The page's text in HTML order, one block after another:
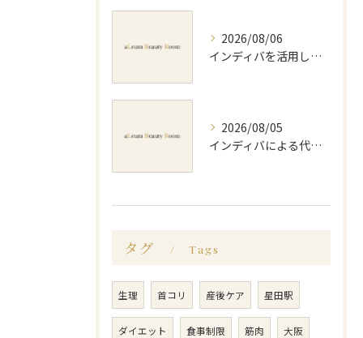
2026/08/06
インディバを活用した足痩せ方法とセルライトやむくみ改善のポイント
2026/08/05
インディバによる代謝アップのビフォーアフター実体験と効果的な回数の見極め方
タグ Tags
生理 首コリ 産後ケア 星田駅
ダイエット 食事制限 筋肉 大阪